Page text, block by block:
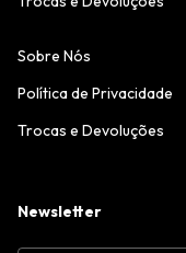
Sobre Nós
Política de Privacidade
Trocas e Devoluções
Newsletter